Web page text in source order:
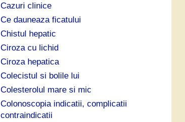
Cazuri clinice
Ce dauneaza ficatului
Chistul hepatic
Ciroza cu lichid
Ciroza hepatica
Colecistul si bolile lui
Colesterolul mare si mic
Colonoscopia indicatii, complicatii
contraindicatii